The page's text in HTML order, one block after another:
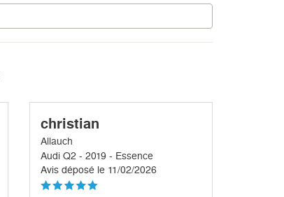
christian
Allauch
Audi Q2 - 2019 - Essence
Avis déposé le 11/02/2026